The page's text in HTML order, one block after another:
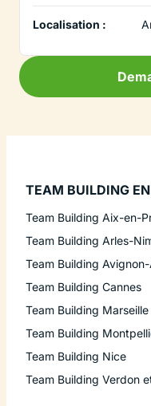
Localisation :
TEAM BUILDING
Team Building Aix-en-
Team Building Arles-
Team Building
Team Building Cannes
Team Building Marseille
Team Building
Team Building Nice
Team Building Verdon